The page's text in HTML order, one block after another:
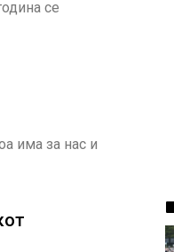
се
има за нас и